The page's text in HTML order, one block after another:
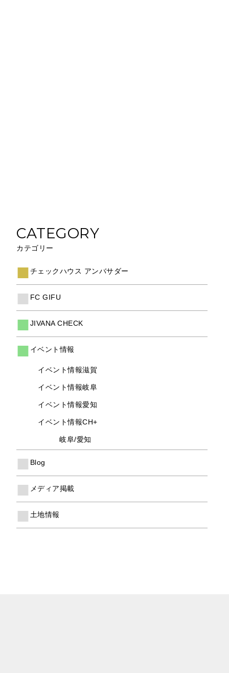
CATEGORY
カテゴリー
チェックハウス アンバサダー
FC GIFU
JIVANA CHECK
イベント情報
イベント情報滋賀
イベント情報岐阜
イベント情報愛知
イベント情報CH+
岐阜/愛知
Blog
メディア掲載
土地情報